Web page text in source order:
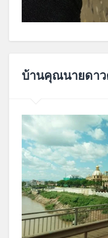
3,
2019
บ้านคุณนายดา